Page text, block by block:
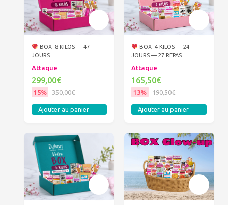
BOX -8 KILOS — 47
JOURS
Attaque
299,00€
15% 350,00€
Ajouter au panier
BOX -4 KILOS — 24
JOURS — 27 REPAS
Attaque
165,50€
13% 190,50€
Ajouter au panier